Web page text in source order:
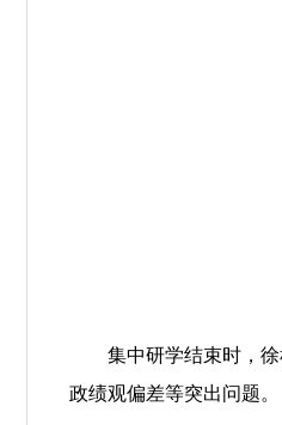
集中研学结束时，
政绩观偏差等突出问题。